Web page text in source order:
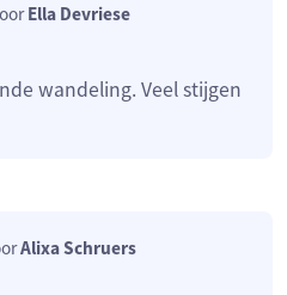
Ella Devriese
wandeling. Veel stijgen
Alixa Schruers